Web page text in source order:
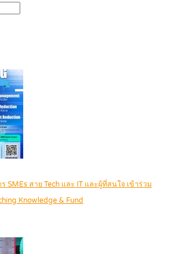
SMEs สาย Tech และ IT และผู้ที่สนใจ เข้าร่วม
Knowledge & Fund